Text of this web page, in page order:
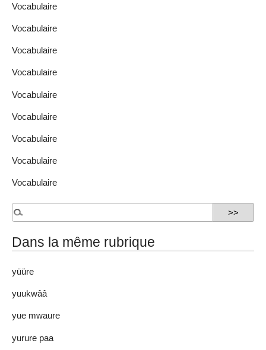
Vocabulaire
Vocabulaire
Vocabulaire
Vocabulaire
Vocabulaire
Vocabulaire
Vocabulaire
Vocabulaire
Vocabulaire
Dans la même rubrique
yüüre
yuukwââ
yue mwaure
yurure paa